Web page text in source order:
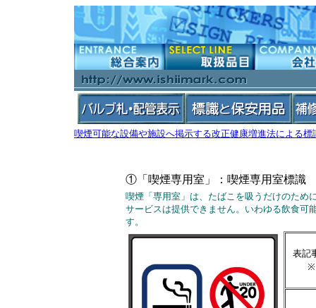
喫煙可能な設備や施設へ掲示する改正健康増進法による
①「喫煙専用室」：喫煙専用室標
喫煙「専用室」は、たばこを吸うだけのため
サービスは提供できません。いわゆる飲食可
す。
表記
※